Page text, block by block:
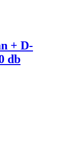
+ D-
db